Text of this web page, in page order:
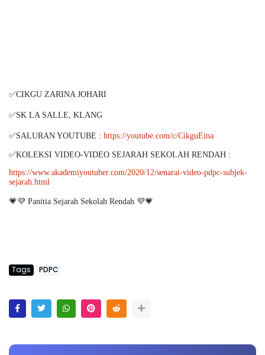
✅CIKGU ZARINA JOHARI
✅SK LA SALLE, KLANG
✅SALURAN YOUTUBE : https://youtube.com/c/CikguEina
✅KOLEKSI VIDEO-VIDEO SEJARAH SEKOLAH RENDAH :
https://www.akademiyoutuber.com/2020/12/senarai-video-pdpc-subjek-
sejarah.html
💗💜 Panitia Sejarah Sekolah Rendah 💜💗
Tags PDPC